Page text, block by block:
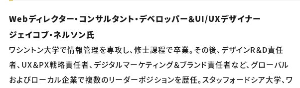
Webディレクター・コンサルタント・デベロッパー＆UI/UXデザイナー
ジェイコブ・ネルソン氏
ワシントン大学で情報管理を専攻し、修士課程で卒業。その後、デザインR＆D責任
者、UX＆PX戦略責任者、デジタルマーケティング＆ブランド責任者など、グローバル
およびローカル企業で複数のリーダーポジションを歴任。スタッフォードシア大学、ワ